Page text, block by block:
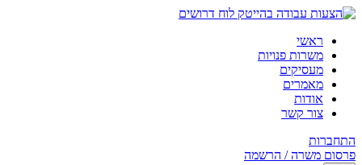
לוח דרושים
ראשי
משרות פנויות
מעסיקים
מאמרים
אודות
צור קשר
התחברות
פרסום משרה / הרשמה